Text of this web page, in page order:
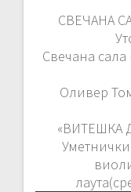
СВЕЧАНА
Свечана
Оливер
«ВИТЕШКА